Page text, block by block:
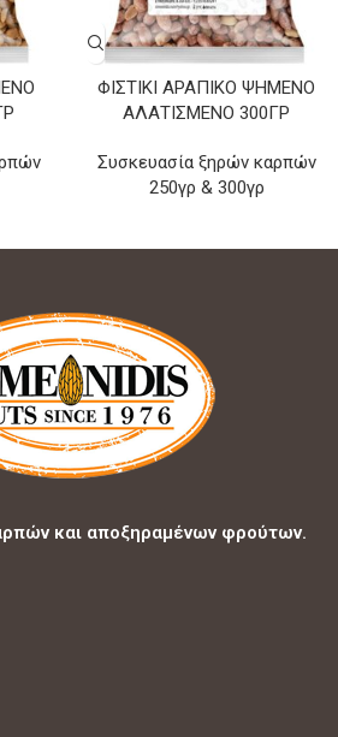
ΦΙΣΤΊΚΙ ΑΡΆΠΙΚΟ ΨΗΜΈΝΟ
ΑΛΑΤΙΣΜΈΝΟ 300ΓΡ
Συσκευασία ξηρών καρπών
250γρ & 300γρ
και αποξηραμένων φρούτων.